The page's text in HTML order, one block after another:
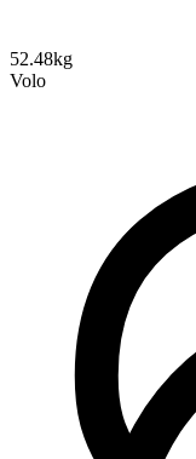
52.48kg
Volo